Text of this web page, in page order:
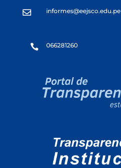
 informes@eejsco.edu.pe
 066281260